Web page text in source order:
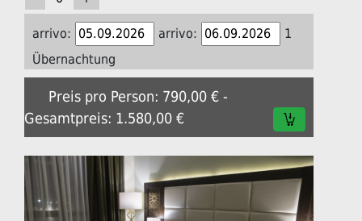
arrivo: arrivo:
1
Übernachtung
Preis pro Person: 790,00 € -
Gesamtpreis: 1.580,00 €